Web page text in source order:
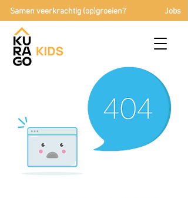
Samen veerkrachtig (op)groeien? Jobs